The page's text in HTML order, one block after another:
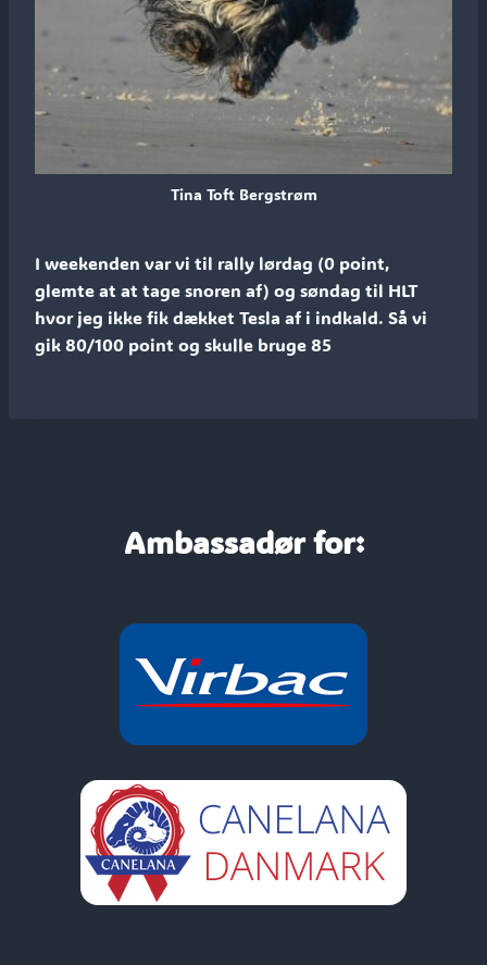
Tina Toft Bergstrøm
I weekenden var vi til rally lørdag (0 point,
glemte at at tage snoren af) og søndag til HLT
hvor jeg ikke fik dækket Tesla af i indkald. Så vi
gik 80/100 point og skulle bruge 85
Ambassadør for: